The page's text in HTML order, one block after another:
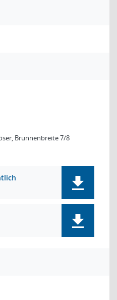
Brunnenbreite 7/8